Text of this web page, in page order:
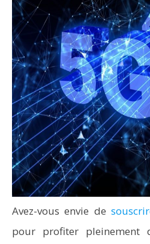
Avez-vous envie de
pour profiter pleinement